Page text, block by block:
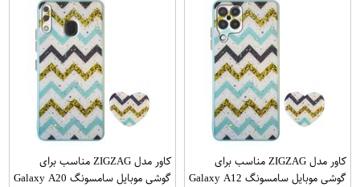
کاور مدل ZIGZAG مناسب برای
گوشی موبایل سامسونگ Galaxy A12
کاور مدل ZIGZAG مناسب برای
گوشی موبایل سامسونگ Galaxy A20